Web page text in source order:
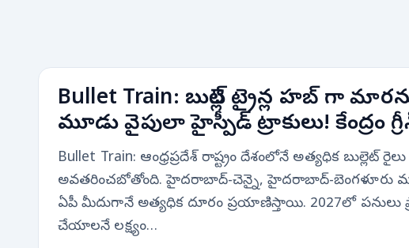
Bullet Train: బుల్లెట్ ట్రైన్ల హబ్ గా
మూడు వైపులా హైస్పీడ్ ట్రాకులు! కేంద్రం
Bullet Train: ఆంధ్రప్రదేశ్ రాష్ట్రం దేశంలోనే అత్యధిక బుల్లెట్
అవతరించబోతోంది. హైదరాబాద్-చెన్నై, హైదరాబాద్-బెంగళూరు
ఏపీ మీదుగానే అత్యధిక దూరం ప్రయాణిస్తాయి. 2027లో పనులు
చేయాలనే లక్ష్యం…